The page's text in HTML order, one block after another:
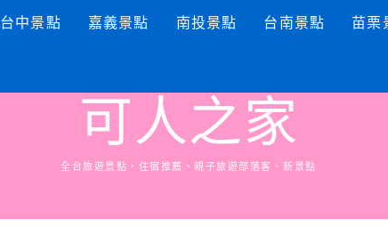
台中景點 嘉義景點 南投景點 台南景點 苗栗
可人之家
全台旅遊景點，住宿推薦、親子旅遊部落客、新景點